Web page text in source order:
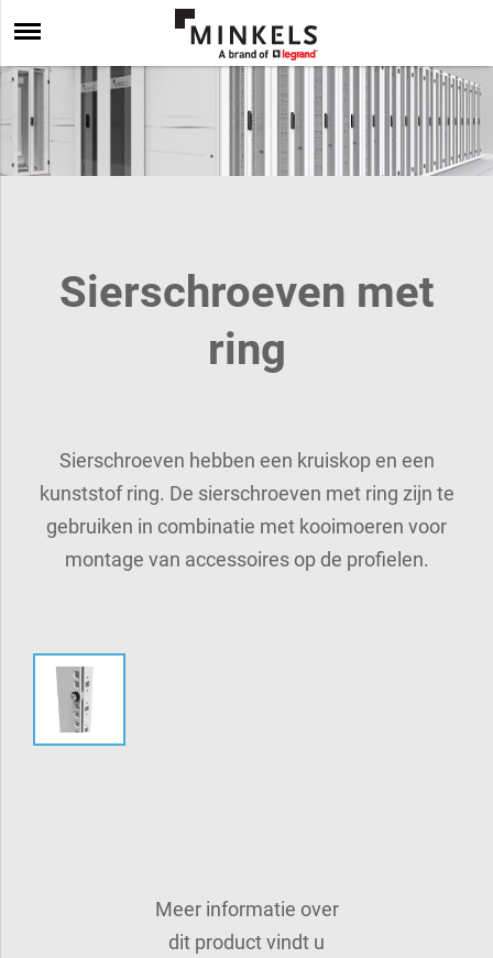
Sierschroeven met
ring
Sierschroeven hebben een kruiskop en een
kunststof ring. De sierschroeven met ring zijn te
gebruiken in combinatie met kooimoeren voor
montage van accessoires op de profielen.
Meer informatie over
dit product vindt u